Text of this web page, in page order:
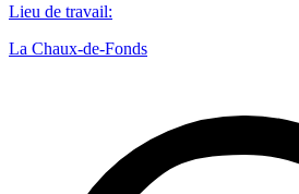
Lieu de travail:
La Chaux-de-Fonds